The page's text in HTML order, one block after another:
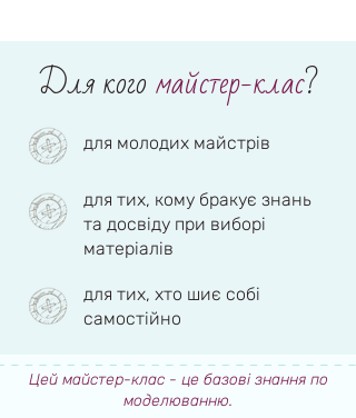
Для когомайстер-клас?
для молодих майстрів
для тих, кому бракує знань
та досвіду при виборі
матеріалів
для тих, хто шиє собі
самостійно
Цей майстер-клас - це базові знання по
моделюванню.